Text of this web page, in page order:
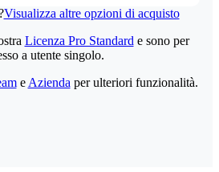
Visualizza altre opzioni di acquisto
Licenza Pro Standard e sono per
a utente singolo.
e Azienda per ulteriori funzionalità.